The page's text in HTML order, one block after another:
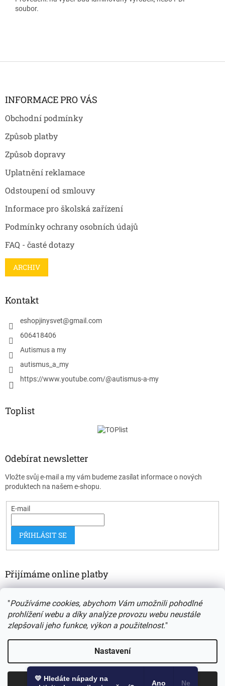
"Používáme cookies, abychom Vám umožnili pohodlné
prohlížení webu a díky analýze provozu webu neustále
zlepšovali jeho funkce, výkon a použitelnost."
Nastavení
Odmítnout Souhlasím
soubor.
INFORMACE PRO VÁS
Obchodní podmínky
Způsob platby
Způsob dopravy
Uplatnění reklamace
Odstoupení od smlouvy
Informace pro školská zařízení
Podmínky ochrany osobních údajů
FAQ - časté dotazy
ARCHIV
Kontakt
eshopjinysvet@gmail.com
606418406
Autismus a my
autismus_a_my
https://www.youtube.com/@autismus-a-my
Toplist
Odebírat newsletter
Vložte svůj e-mail a my vám budeme zasílat informace o nových
produktech na našem e-shopu.
E-mail
PŘIHLÁSIT SE
Přijímáme online platby
Copyright 2026 Autismus a my
. Všechna práva vyhrazena.
Upravit nastavení cookies
💛 Hledáte nápady na
Ano Ne